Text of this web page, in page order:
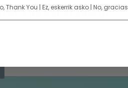
Thank You | Ez, eskerrik asko | No, gracias